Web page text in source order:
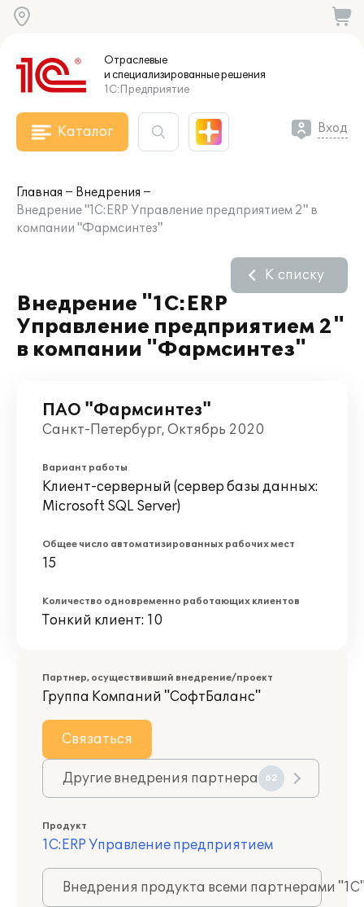
Отраслевые
и специализированныерешения
1С:Предприятие
Каталог Вход
Главная
Внедрения
Внедрение "1С:ERP Управление предприятием 2" в
компании "Фармcинтез"
Внедрение "1С:ERP
Управление предприятием 2"
в компании "Фармcинтез"
К списку
ПАО "Фармсинтез"
Санкт-Петербург, Октябрь 2020
Вариант работы
Клиент-серверный (сервер базы данных:
Microsoft SQL Server)
Общее число автоматизированных рабочих мест
15
Количество одновременно работающих клиентов
Тонкий клиент: 10
Партнер, осуществивший внедрение/проект
Группа Компаний "СофтБаланс"
Связаться
Другие внедрения партнера 62
Продукт
1С:ERP Управление предприятием
Внедрения продукта всеми партнерами